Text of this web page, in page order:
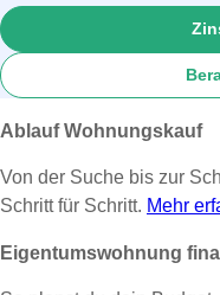
Ablauf Wohnungskauf
Von der Suche bis zur
Schritt für Schritt. Mehr
Eigentumswohnung